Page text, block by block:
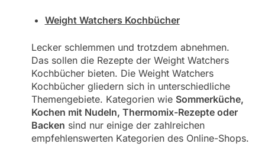
Weight Watchers Kochbücher
Lecker schlemmen und trotzdem abnehmen.
Das sollen die Rezepte der Weight Watchers
Kochbücher bieten. Die Weight Watchers
Kochbücher gliedern sich in unterschiedliche
Themengebiete. Kategorien wie Sommerküche,
Kochen mit Nudeln, Thermomix-Rezepte oder
Backen sind nur einige der zahlreichen
empfehlenswerten Kategorien des Online-Shops.